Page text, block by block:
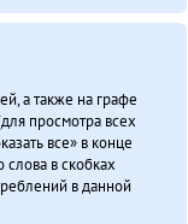
а также на графе
просмотра всех
все» в конце
в скобках
в данной